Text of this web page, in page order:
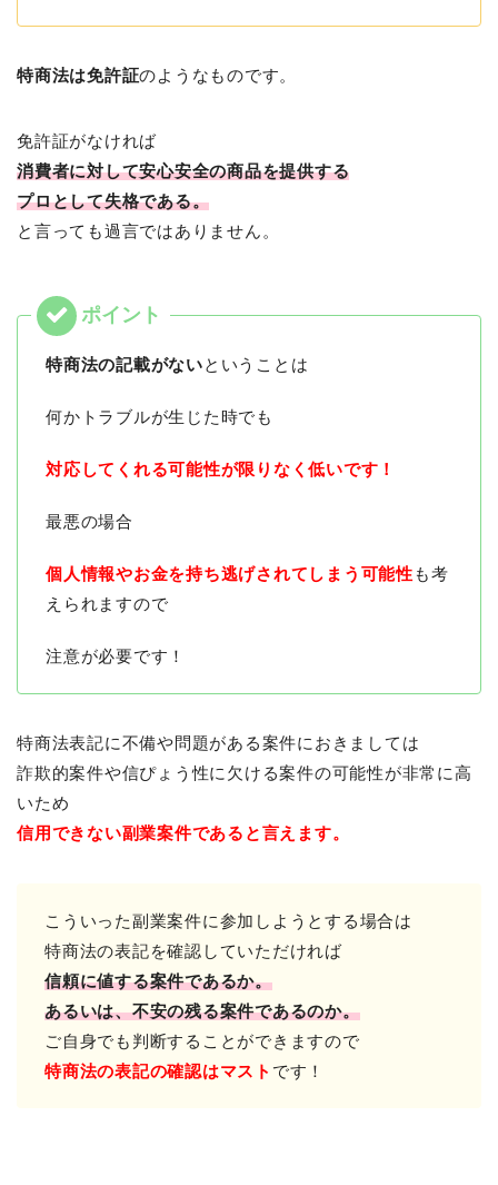
特商法は免許証のようなものです。
免許証がなければ
消費者に対して安心安全の商品を提供する
プロとして失格である。
と言っても過言ではありません。
特商法の記載がないということは
何かトラブルが生じた時でも
対応してくれる可能性が限りなく低いです！
最悪の場合
個人情報やお金を持ち逃げされてしまう可能性 も考
えられますので
注意が必要です！
特商法表記に不備や問題がある案件におきましては
詐欺的案件や信ぴょう性に欠ける案件の可能性が非常に高
いため
信用できない副業案件であると言えます。
こういった副業案件に参加しようとする場合は
特商法の表記を確認していただければ
信頼に値する案件であるか。
あるいは、不安の残る案件であるのか。
ご自身でも判断することができますので
特商法の表記の確認はマスト です！